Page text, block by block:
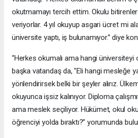
okutmamayı tercih ettim. Okulu
veriyorlar. 4 yıl okuyup asgari ücret mi
üniversite yaptı, iş bulunamıyor.” diye
“Herkes okumalı ama hangi üniversiteyi
başka vatandaş da, "Eli hangi mesleğe
yönlendirirsek belki bir şeyler alırız.
okuyunca işsiz kalınıyor. Diploma
ama meslek seçiliyor. Hükümet, okul
öğrenciyi yolda bıraktı?” yorumunda